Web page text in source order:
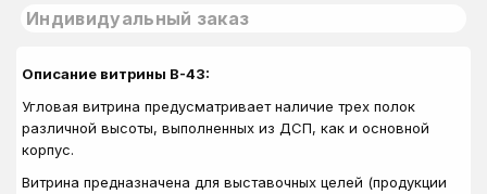
Индивидуальный заказ
Описание витрины В-43:
Угловая витрина предусматривает наличие трех полок
различной высоты, выполненных из ДСП, как и основной
корпус.
Витрина предназначена для выставочных целей (продукции